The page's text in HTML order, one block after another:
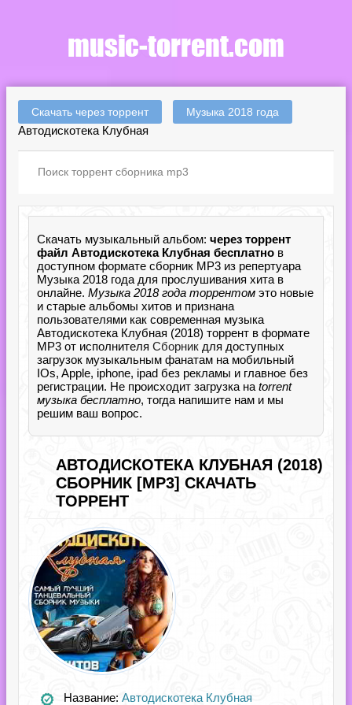
Скачать через торрент Музыка 2018 года
Автодискотека Клубная
Скачать музыкальный альбом: через торрент
файл Автодискотека Клубная бесплатно в
доступном формате сборник MP3 из репертуара
Музыка 2018 года для прослушивания хита в
онлайне. Музыка 2018 года торрентом это новые
и старые альбомы хитов и признана
пользователями как современная музыка
Автодискотека Клубная (2018) торрент в формате
MP3 от исполнителя Сборник для доступных
загрузок музыкальным фанатам на мобильный
IOs, Apple, iphone, ipad без рекламы и главное без
регистрации. Не происходит загрузка на torrent
музыка бесплатно, тогда напишите нам и мы
решим ваш вопрос.
АВТОДИСКОТЕКА КЛУБНАЯ (2018)
СБОРНИК [MP3] СКАЧАТЬ
ТОРРЕНТ
Название: Автодискотека Клубная